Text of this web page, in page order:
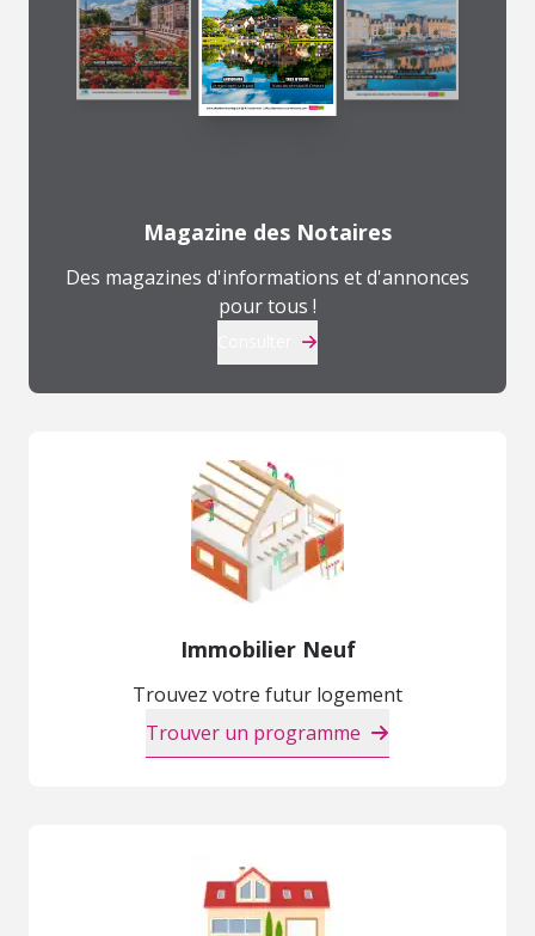
Magazine des Notaires
Des magazines d'informations et d'annonces
pour tous !
Immobilier Neuf
Trouvez votre futur logement
Trouver un programme